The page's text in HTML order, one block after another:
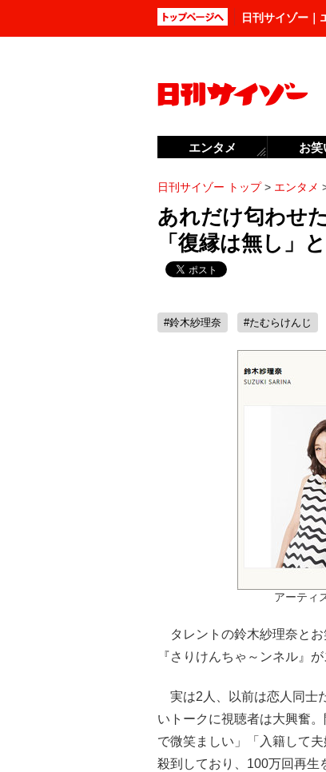
日刊サイゾー｜
日刊サイゾー トップ> エンタメ
あれだけ匂わせ
「復縁は無し」
#鈴木紗理奈 #たむらけんじ
アーティ
タレントの鈴木紗理奈とお
『さりけんちゃ～ンネル』
実は2人、以前は恋人同士
いトークに視聴者は大興奮
で微笑ましい」「入籍して
殺到しており、100万回再生
エンタメ お笑